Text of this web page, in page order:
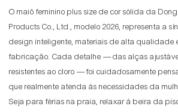
O maiô feminino plus size de cor sólida da
Products Co., Ltd., modelo 2026, representa a
design inteligente, materiais de alta qualidade
fabricação. Cada detalhe — das alças
resistentes ao cloro — foi cuidadosamente
que realmente atenda às necessidades da
Seja para férias na praia, relaxar à beira da